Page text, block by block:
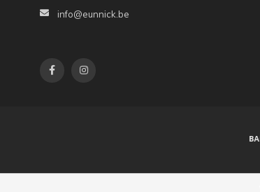
info@eunnick.be